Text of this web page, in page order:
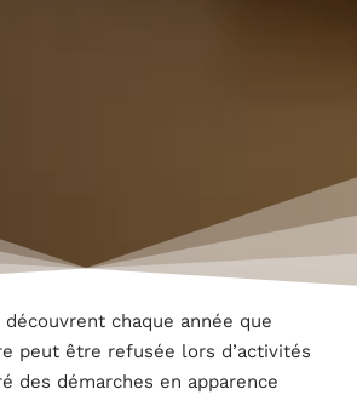
chaque année que
peut être refusée lors d’activités
des démarches en apparence